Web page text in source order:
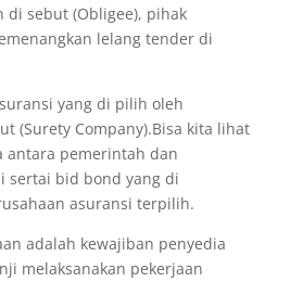
di sebut (Obligee), pihak
lelang tender di
yang di pilih oleh
(Surety Company).Bisa kita lihat
antara pemerintah dan
sertai bid bond yang di
asuransi terpilih.
adalah kewajiban penyedia
melaksanakan pekerjaan